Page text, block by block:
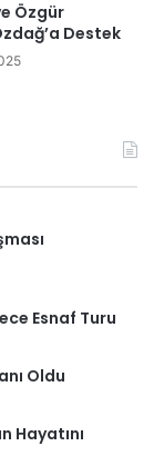
Özgür
Destek
Esnaf Turu
Oldu
Hayatını